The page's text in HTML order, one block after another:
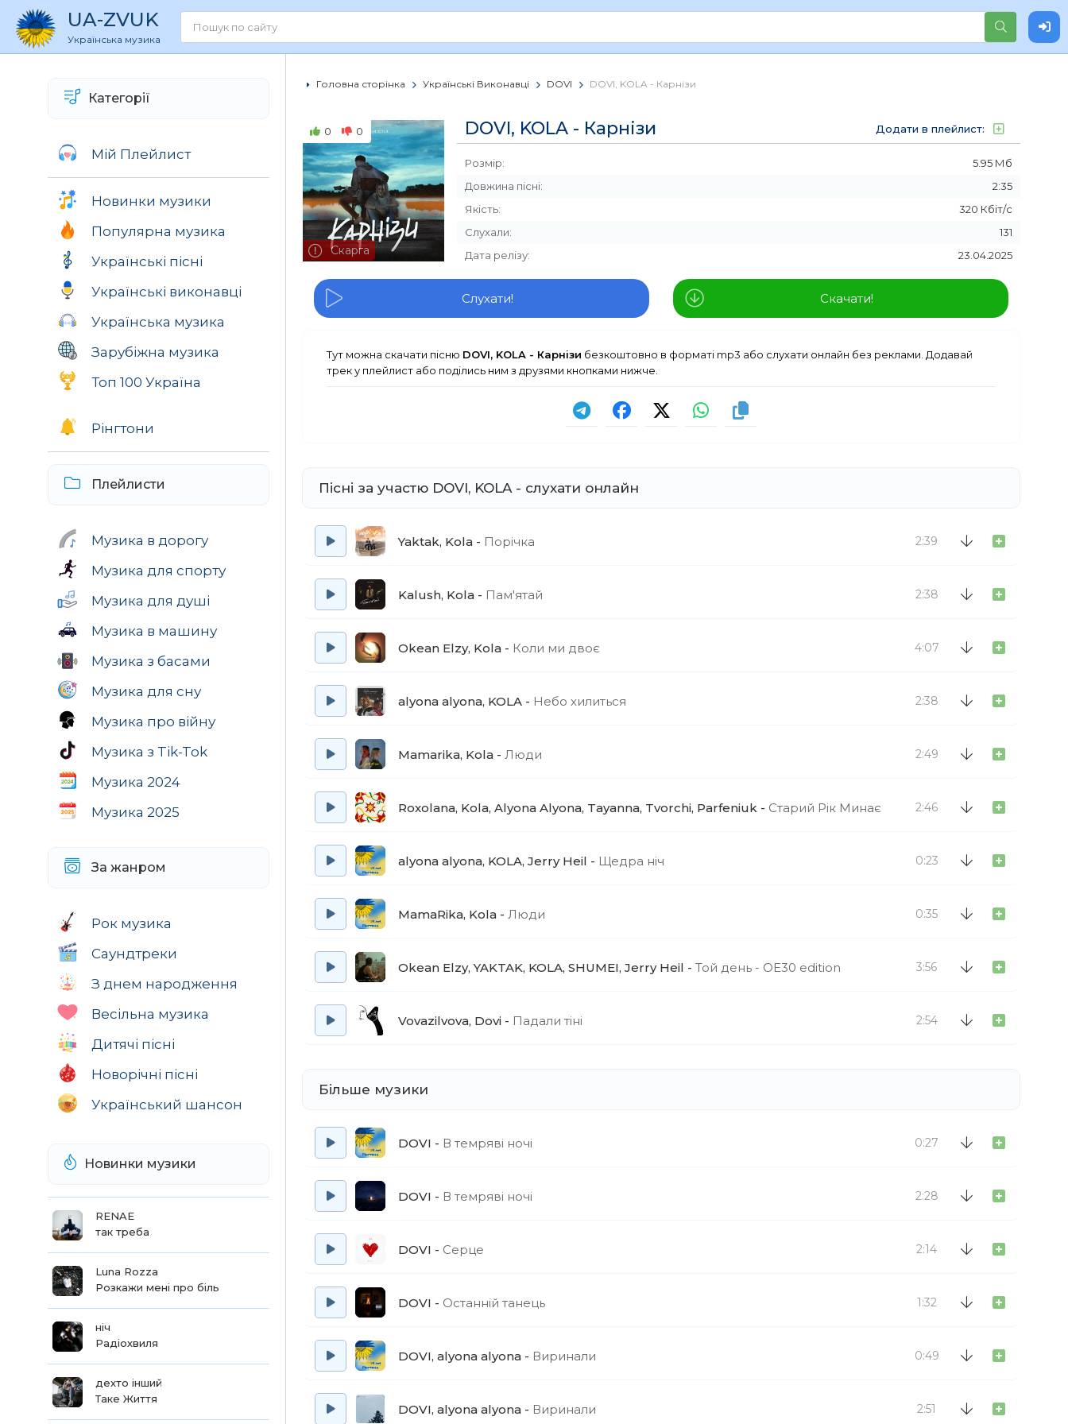
UA-ZVUK
Українська музика
Категорії
Мій Плейлист
Новинки музики
Популярна музика
Українські пісні
Українські виконавці
Українська музика
Зарубіжна музика
Топ 100 Україна
Рінгтони
Плейлисти
Музика в дорогу
Музика для спорту
Музика для душі
Музика в машину
Музика з басами
Музика для сну
Музика про війну
Музика з Tik-Tok
Музика 2024
Музика 2025
За жанром
Рок музика
Саундтреки
З днем народження
Весільна музика
Дитячі пісні
Новорічні пісні
Український шансон
Новинки музики
RENAE
так треба
Luna Rozza
Розкажи мені про біль
ніч
Радіохвиля
дехто інший
Таке Життя
Головна сторінка Українські Виконавці DOVI DOVI, KOLA - Карнізи
0 0
Скарга
DOVI, KOLA - Карнізи Додати в плейлист:
Розмір:
5.95 Мб
Довжина пісні:
2:35
Якість:
320 Кбіт/с
Слухали:
131
Дата релізу:
23.04.2025
Слухати! Скачати!
Тут можна скачати пісню DOVI, KOLA - Карнізи безкоштовно в форматі mp3 або слухати онлайн без реклами. Додавай
трек у плейлист або поділись ним з друзями кнопками нижче.
Пісні за участю DOVI, KOLA - слухати онлайн
Yaktak, Kola Порічка 2:39
Kalush, Kola Пам'ятай 2:38
Okean Elzy, Kola Коли ми двоє 4:07
alyona alyona, KOLA Небо хилиться 2:38
Mamarika, Kola Люди 2:49
Roxolana, Kola, Alyona Alyona, Tayanna, Tvorchi, Parfeniuk Старий Рік Минає 2:46
alyona alyona, KOLA, Jerry Heil Щедра ніч 0:23
MamaRika, Kola Люди 0:35
Okean Elzy, YAKTAK, KOLA, SHUMEI, Jerry Heil Той день - OE30 edition 3:56
Vovazilvova, Dovi Падали тіні 2:54
Більше музики
DOVI В темряві ночі 0:27
DOVI В темряві ночі 2:28
DOVI Серце 2:14
DOVI Останній танець 1:32
DOVI, alyona alyona Виринали 0:49
DOVI, alyona alyona Виринали 2:51